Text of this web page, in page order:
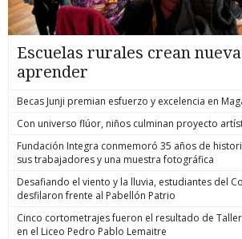
Escuelas rurales crean
aprender
Becas Junji premian esfuerzo y excelencia en
Con universo flúor, niños culminan proyecto
Fundación Integra conmemoró 35 años de
sus trabajadores y una muestra fotográfica
Desafiando el viento y la lluvia, estudiantes del
desfilaron frente al Pabellón Patrio
Cinco cortometrajes fueron el resultado de
en el Liceo Pedro Pablo Lemaitre